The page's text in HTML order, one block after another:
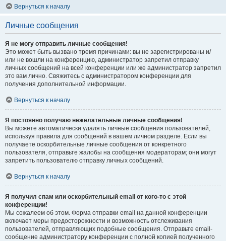
Вернуться к началу
Личные сообщения
Я не могу отправить личные сообщения!
Это может быть вызвано тремя причинами: вы не зарегистрированы и/
или не вошли на конференцию, администратор запретил отправку
личных сообщений на всей конференции или же администратор запретил
это вам лично. Свяжитесь с администратором конференции для
получения дополнительной информации.
Вернуться к началу
Я постоянно получаю нежелательные личные сообщения!
Вы можете автоматически удалять личные сообщения пользователей,
используя правила для сообщений в вашем личном разделе. Если вы
получаете оскорбительные личные сообщения от конкретного
пользователя, отправьте жалобы на сообщения модераторам; они могут
запретить пользователю отправку личных сообщений.
Вернуться к началу
Я получил спам или оскорбительный email от кого-то с этой
конференции!
Мы сожалеем об этом. Форма отправки email на данной конференции
включает меры предосторожности и возможность отслеживания
пользователей, отправляющих подобные сообщения. Отправьте email-
сообщение администратору конференции с полной копией полученного